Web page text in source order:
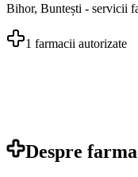
Bihor, Buntești - servicii
1 farmacii autorizate
Despre